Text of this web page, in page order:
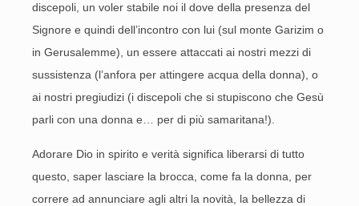
discepoli, un voler stabile noi il dove della presenza del
Signore e quindi dell’incontro con lui (sul monte Garizim o
in Gerusalemme), un essere attaccati ai nostri mezzi di
sussistenza (l’anfora per attingere acqua della donna), o
ai nostri pregiudizi (i discepoli che si stupiscono che Gesù
parli con una donna e… per di più samaritana!).
Adorare Dio in spirito e verità significa liberarsi di tutto
questo, saper lasciare la brocca, come fa la donna, per
correre ad annunciare agli altri la novità, la bellezza di